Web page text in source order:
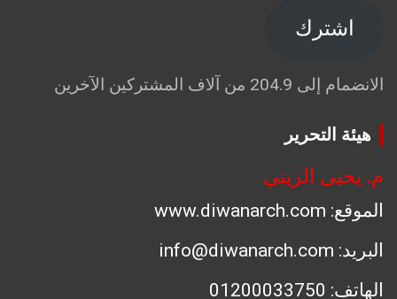
اشترك
الانضمام إلى 204.9 من آلاف المشتركين الآخرين
هيئة التحرير
م. يحيى الزيني
الموقع: www.diwanarch.com
البريد: info@diwanarch.com
الهاتف: 01200033750